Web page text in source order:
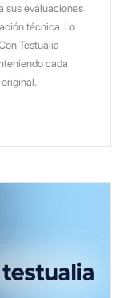
sus evaluaciones
técnica. Lo
Testualia
cada